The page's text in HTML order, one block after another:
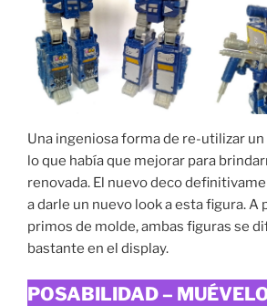
Una ingeniosa forma de re-utilizar
lo que había que mejorar para
renovada. El nuevo deco
a darle un nuevo look a esta figura. A
primos de molde, ambas figuras se
bastante en el display.
POSABILIDAD –